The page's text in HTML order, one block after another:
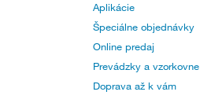
Aplikácie
Špeciálne objednávky
Online predaj
Prevádzky a vzorkovne
Doprava až k vám